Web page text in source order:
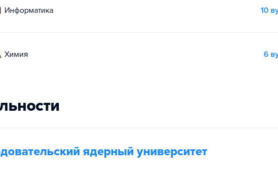
информатика 10
химия 6
ядерный университет